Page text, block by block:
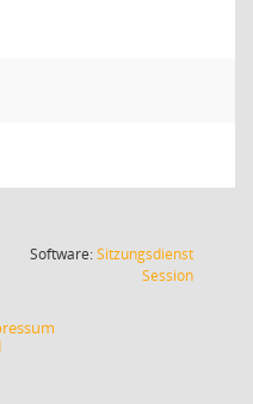
Software:Sitzungsdienst
Session(Wird in